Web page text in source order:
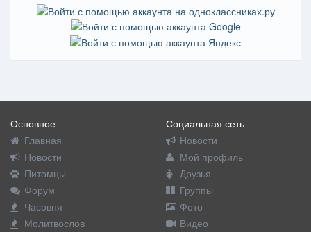
Основное
Главная
Новости
Питомцы
Форум
Часовня
Молитвослов
Социальная сеть
Новости
Мой профиль
Друзья
Группы
Фото
Видео